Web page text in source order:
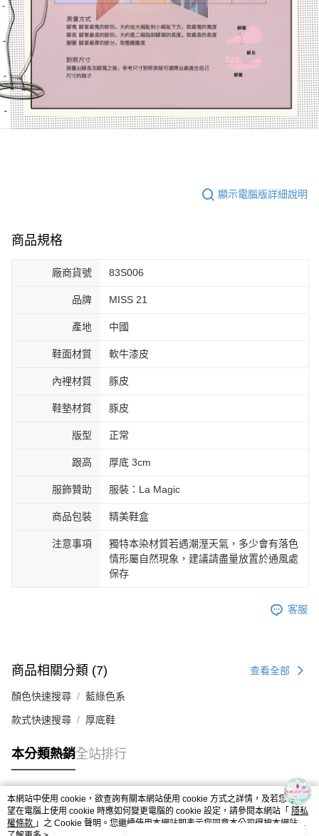
顯示電腦版詳細說明
商品規格
廠商貨號 83S006
品牌 MISS 21
產地 中國
鞋面材質 軟牛漆皮
內裡材質 豚皮
鞋墊材質 豚皮
版型 正常
跟高 厚底 3cm
服飾贊助 服裝：La Magic
商品包裝 精美鞋盒
注意事項
獨特本染材質若遇潮溼天氣，多少會有落色
情形屬自然現象，建議請盡量放置於通風處
保存
客服
商品相關分類 (7) 查看全部
顏色快速搜尋 藍綠色系
款式快速搜尋 厚底鞋
本分類熱銷全站排行
熱門標籤
本網站中使用 cookie，欲查詢有關本網站使用 cookie 方式之詳情，及若您不希
望在電腦上使用 cookie 時應如何變更電腦的 cookie 設定，請參閱本網站「 隱私
權條款 」之 Cookie 聲明。您繼續使用本網站即表示您同意本公司得按本網站使